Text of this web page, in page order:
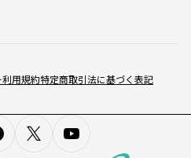
利用規約特定商取引法に基づく表記